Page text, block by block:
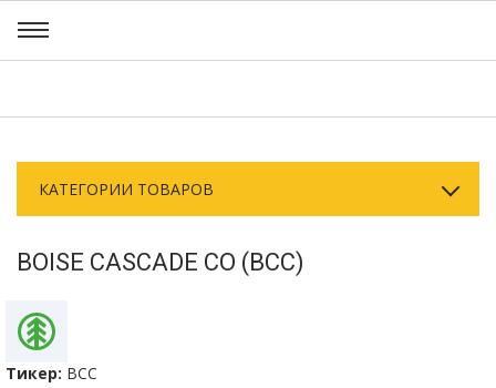
КАТЕГОРИИ ТОВАРОВ
BOISE CASCADE CO (BCC)
Тикер: BCC